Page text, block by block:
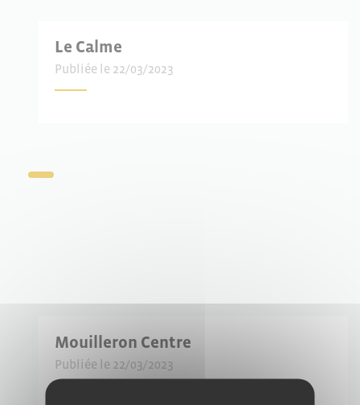
Le Calme
Publiée le 22/03/2023
Mouilleron Centre
Publiée le 22/03/2023